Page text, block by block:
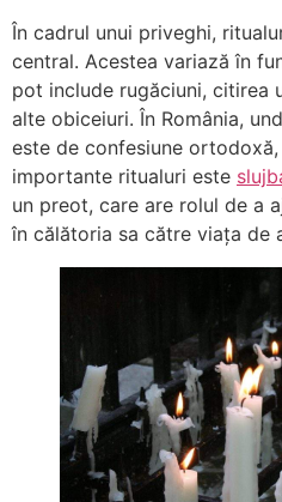
În cadrul unui priveghi,
central. Acestea variază în
pot include rugăciuni, citirea
alte obiceiuri. În România,
este de confesiune
importante ritualuri este
un preot, care are rolul de a
în călătoria sa către viața de